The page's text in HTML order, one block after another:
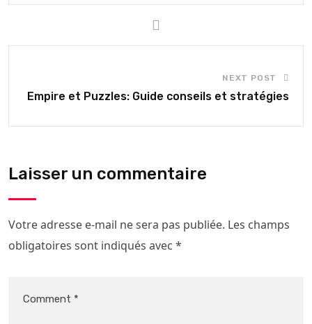
NEXT POST
Empire et Puzzles: Guide conseils et stratégies
Laisser un commentaire
Votre adresse e-mail ne sera pas publiée. Les champs
obligatoires sont indiqués avec *